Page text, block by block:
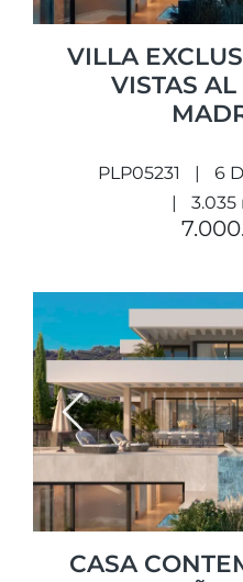
VILLA
VISTAS
PLP05231 6
3.035
Previous
CASA